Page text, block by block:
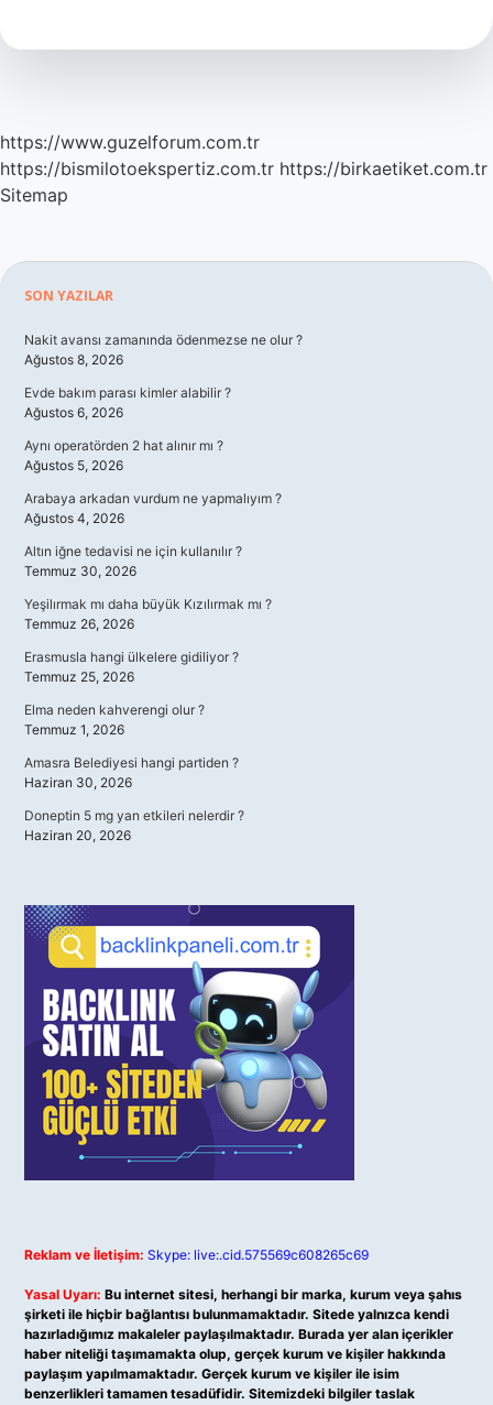
Kavramlarından
https://www.guzelforum.com.tr
https://bismilotoekspertiz.com.tr https://birkaetiket.com.tr
Sitemap
Sidebar
SON YAZILAR
Nakit avansı zamanında ödenmezse ne olur ?
Ağustos 8, 2026
Evde bakım parası kimler alabilir ?
Ağustos 6, 2026
Aynı operatörden 2 hat alınır mı ?
Ağustos 5, 2026
Arabaya arkadan vurdum ne yapmalıyım ?
Ağustos 4, 2026
Altın iğne tedavisi ne için kullanılır ?
Temmuz 30, 2026
Yeşilırmak mı daha büyük Kızılırmak mı ?
Temmuz 26, 2026
Erasmusla hangi ülkelere gidiliyor ?
Temmuz 25, 2026
Elma neden kahverengi olur ?
Temmuz 1, 2026
Amasra Belediyesi hangi partiden ?
Haziran 30, 2026
Doneptin 5 mg yan etkileri nelerdir ?
Haziran 20, 2026
Reklam ve İletişim: Skype: live:.cid.575569c608265c69
Yasal Uyarı: Bu internet sitesi, herhangi bir marka, kurum veya şahıs
şirketi ile hiçbir bağlantısı bulunmamaktadır. Sitede yalnızca kendi
hazırladığımız makaleler paylaşılmaktadır. Burada yer alan içerikler
haber niteliği taşımamakta olup, gerçek kurum ve kişiler hakkında
paylaşım yapılmamaktadır. Gerçek kurum ve kişiler ile isim
benzerlikleri tamamen tesadüfidir. Sitemizdeki bilgiler taslak